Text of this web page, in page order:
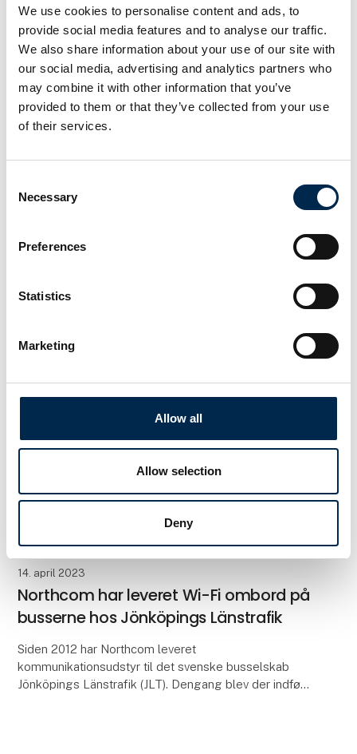
We use cookies to personalise content and ads, to
provide social media features and to analyse our traffic.
We also share information about your use of our site with
our social media, advertising and analytics partners who
may combine it with other information that you’ve
provided to them or that they’ve collected from your use
of their services.
Selection
Necessary
Preferences
Statistics
Marketing
Allow all
Allow selection
Deny
14. april 2023
Viggo Petersens Eftf. A/S
fragtvirksomhed i Danmark, og Northcom har leveret
dermed optimer
14. april 2023
Northcom har leveret Wi-Fi ombord på
busserne hos Jönköpings Länstrafik
Siden 2012 har Northcom leveret
kommunikationsudstyr til det svenske busselskab
Jönköpings Länstrafik (JLT). Dengang blev der indført